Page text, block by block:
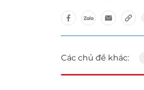
Các chủ đề khác: